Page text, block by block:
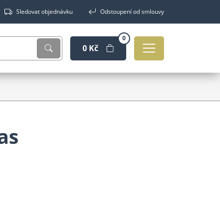
Sledovat objednávku Odstoupení od smlouvy
0 Kč
0